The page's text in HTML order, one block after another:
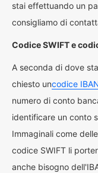
stai effettuando un
consigliamo di
Codice SWIFT e
A seconda di dove
chiesto uncodice
numero di conto
identificare un conto
Immaginali come
codice SWIFT li
anche bisogno